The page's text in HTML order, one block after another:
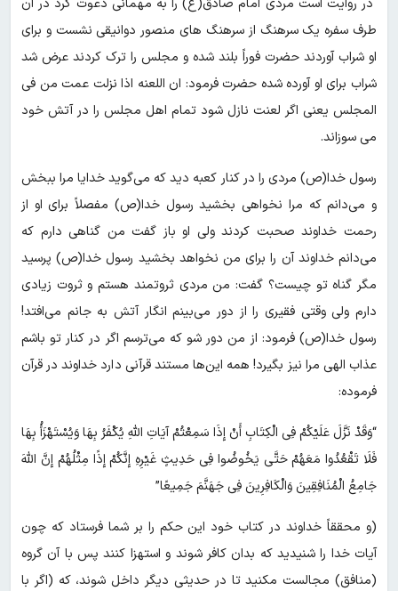
در روایت است مردی امام صادق(ع) را به مهمانی دعوت کرد در آن
طرف سفره یک سرهنگ از سرهنگ های منصور دوانیقی نشست و برای
او شراب آوردند حضرت فوراً بلند شده و مجلس را ترک کردند عرض شد
شراب برای او آورده شده حضرت فرمود: ان اللعنه اذا نزلت عمت من فی
المجلس یعنی اگر لعنت نازل شود تمام اهل مجلس را در آتش خود
می سوزاند.
رسول خدا(ص) مردی را در کنار کعبه دید که می‌گوید خدایا مرا ببخش
و می‌دانم که مرا نخواهی بخشید رسول خدا(ص) مفصلاً برای او از
رحمت خداوند صحبت کردند ولی او باز گفت من گناهی دارم که
می‌دانم خداوند آن را برای من نخواهد بخشید رسول خدا(ص) پرسید
مگر گناه تو چیست؟ گفت: من مردی ثروتمند هستم و ثروت زیادی
دارم ولی وقتی فقیری را از دور می‌بینم انگار آتش به جانم می‌افتد!
رسول خدا(ص) فرمود: از من دور شو که می‌ترسم اگر در کنار تو باشم
عذاب الهی مرا نیز بگیرد! همه این‌ها مستند قرآنی دارد خداوند در قرآن
فرموده:
“وَقَدْ نَزَّلَ عَلَیْکُمْ فِی الْکِتَابِ أَنْ إِذَا سَمِعْتُمْ آیَاتِ اللَّهِ یُکْفَرُ بِهَا وَیُسْتَهْزَأُ بِهَا
فَلَا تَقْعُدُوا مَعَهُمْ حَتَّى یَخُوضُوا فِی حَدِیثٍ غَیْرِهِ إِنَّکُمْ إِذًا مِثْلُهُمْ إِنَّ اللَّهَ
جَامِعُ الْمُنَافِقِینَ وَالْکَافِرِینَ فِی جَهَنَّمَ جَمِیعًا”
(و محققاً خداوند در کتاب خود این حکم را بر شما فرستاد که چون
آیات خدا را شنیدید که بدان کافر شوند و استهزا کنند پس با آن گروه
(منافق) مجالست مکنید تا در حدیثی دیگر داخل شوند، که (اگر با